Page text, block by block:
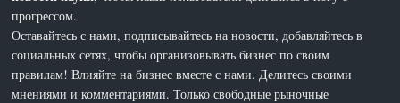
прогрессом.
Оставайтесь с нами, подписывайтесь на новости, добавляйтесь в
социальных сетях, чтобы организовывать бизнес по своим
правилам! Влияйте на бизнес вместе с нами. Делитесь своими
мнениями и комментариями. Только свободные рыночные